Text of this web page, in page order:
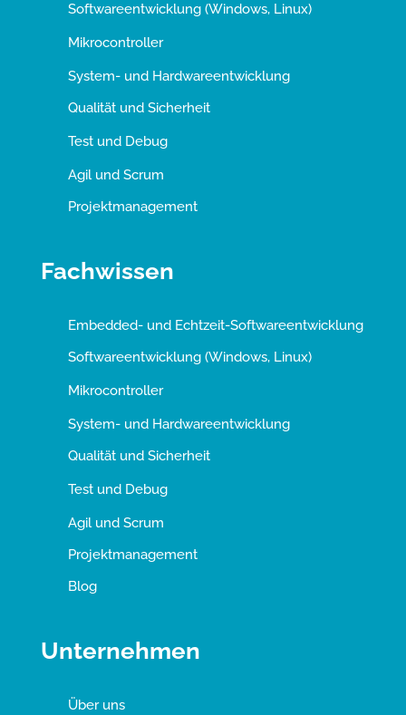
Softwareentwicklung (Windows, Linux)
Mikrocontroller
System- und Hardwareentwicklung
Qualität und Sicherheit
Test und Debug
Agil und Scrum
Projektmanagement
Fachwissen
Embedded- und Echtzeit-Softwareentwicklung
Softwareentwicklung (Windows, Linux)
Mikrocontroller
System- und Hardwareentwicklung
Qualität und Sicherheit
Test und Debug
Agil und Scrum
Projektmanagement
Blog
Unternehmen
Über uns